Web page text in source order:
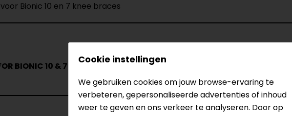
Bionic 10 en 7 knee braces
BIONIC 10 & 7 KNEE BRACES
Cookie instellingen
We gebruiken cookies om jouw browse-ervaring te
verbeteren, gepersonaliseerde advertenties of inhoud
weer te geven en ons verkeer te analyseren. Door op